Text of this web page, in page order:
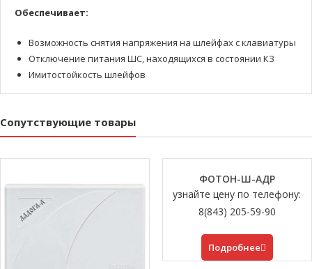
Обеспечивает:
Возможность снятия напряжения на шлейфах с клавиатуры
Отключение питания ШС, находящихся в состоянии КЗ
Имитостойкость шлейфов
Сопутствующие товары
ФОТОН-Ш-АДР
узнайте цену по телефону:
8(843) 205-59-90
Подробнее